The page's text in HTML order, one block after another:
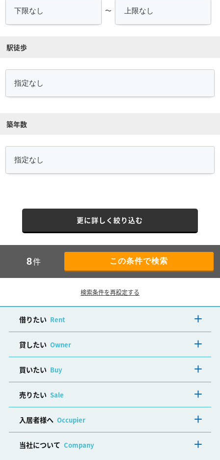
～
駅徒歩
築年数
更に詳しく絞り込む
8件
検索条件を再設定する
借りたい Rent
貸したい Owner
買いたい Buy
売りたい Sale
入居者様へ Occupier
当社について Company